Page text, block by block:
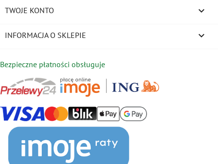
TWOJE KONTO 
INFORMACJA O SKLEPIE keyboard_arrow_down
Bezpieczne płatności obsługuje